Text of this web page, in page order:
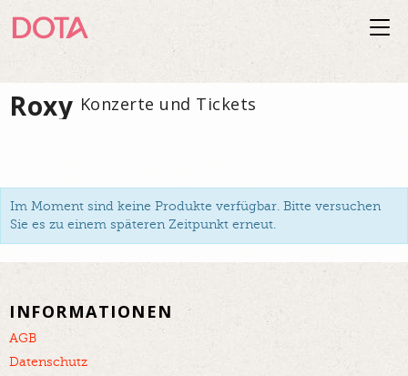
Roxy Konzerte und Tickets
Im Moment sind keine Produkte verfügbar. Bitte versuchen
Sie es zu einem späteren Zeitpunkt erneut.
INFORMATIONEN
AGB
Datenschutz